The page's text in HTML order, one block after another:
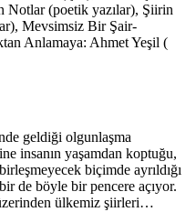
(poetik yazılar), Şiirin
Mevsimsiz Bir Şair-
Anlamaya: Ahmet Yeşil (
geldiği olgunlaşma
insanın yaşamdan koptuğu,
biçimde ayrıldığı
de böyle bir pencere açıyor.
ülkemiz şiirleri…